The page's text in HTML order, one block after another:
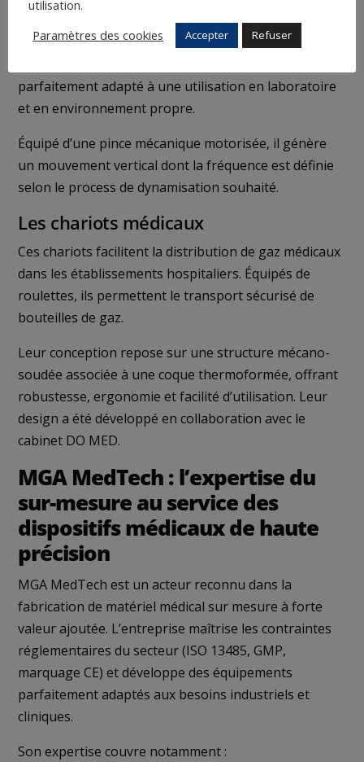
Conçu en collaboration avec les Laboratoires
BOIRON, ce dispositif permet de dynamiser et
parfaitement adapté à une utilisation en laboratoire
et en environnement propre.
Équipé d’une pince mécanique motorisée, il génère
un mouvement vertical dont la fréquence est définie
selon le process de dynamisation souhaité.
Les chariots médicaux
Ces chariots facilitent la distribution de gaz médicaux
dans les établissements hospitaliers. Équipés de
roulettes, ils permettent le transport sécurisé de
bouteilles de gaz.
Leur conception repose sur une structure mécano-
soudée associée à une coque thermoformée, offrant
robustesse, ergonomie et facilité d’utilisation. Leur
design a été développé en collaboration avec le
cabinet DO MED.
MGA MedTech : l’expertise du
sur-mesure au service des
dispositifs médicaux de haute
précision
MGA MedTech est un acteur reconnu dans la
fabrication de matériel médical sur mesure à forte
valeur ajoutée. L’entreprise maîtrise les contraintes
réglementaires du secteur (ISO 13485, GMP,
marquage CE) et développe des équipements
parfaitement adaptés aux besoins industriels et
cliniques.
Son expertise couvre notamment :
utilisation.
Paramètres des cookies
Accepter Refuser